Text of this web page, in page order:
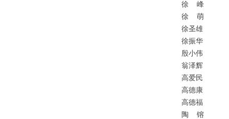
徐
峰
徐
萌
徐圣雄
徐振华
殷小伟
翁泽辉
高爱民
高德康
高德福
陶
镕